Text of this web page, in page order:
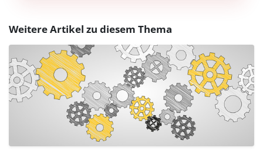
Weitere Artikel zu diesem Thema